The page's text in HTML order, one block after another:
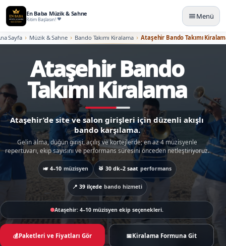
En Baba Müzik & Sahne
Ritim Başlasın! Menü
Sayfa Müzik & Sahne Bando Takımı Kiralama Ataşehir Bando Takımı
♪
♫
♪
♫
Ataşehir Bando
Takımı Kiralama
Ataşehir’de site ve salon girişleri için düzenli akışlı
bando karşılama.
Gelin alma, düğün girişi, açılış ve kortejlerde; en az 4 müzisyenle
repertuvarı, ekip sayısını ve performans süresini önceden netleştiriyoruz.
🎺 4–10 müzisyen 🥁 30 dk–2 saat performans
📍 39 ilçede bando hizmeti
23 Nisan · 19 Mayıs · 30 Ağustos · 29 Ekim için özel gün planı.
💰Paketleri ve Fiyatları Gör 📅Kiralama Formuna Git